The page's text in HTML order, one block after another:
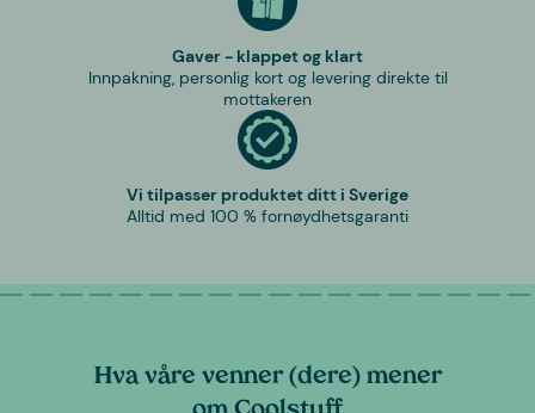
Gaver - klappet og klart
Innpakning, personlig kort og levering direkte til
mottakeren
Vi tilpasser produktet ditt i Sverige
Alltid med 100 % fornøydhetsgaranti
Hva våre venner (dere) mener